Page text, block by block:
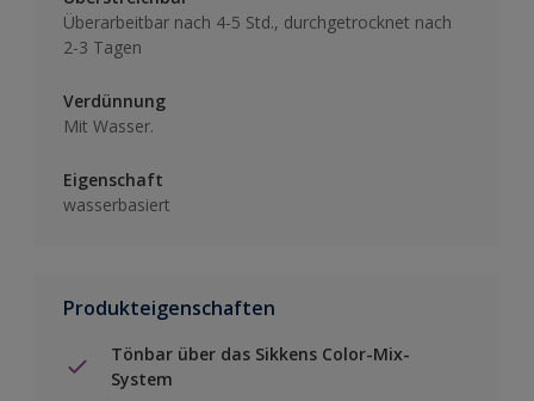
Überarbeitbar nach 4-5 Std., durchgetrocknet nach
2-3 Tagen
Verdünnung
Mit Wasser.
Eigenschaft
wasserbasiert
Produkteigenschaften
Tönbar über das Sikkens Color-Mix-
System